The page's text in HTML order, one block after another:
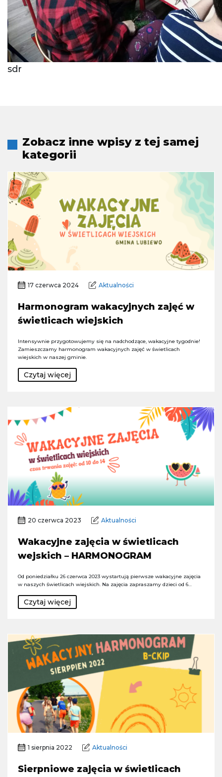
sdr
Zobacz inne wpisy z tej samej
kategorii
17 czerwca 2024 Aktualności
Harmonogram wakacyjnych zajęć w
świetlicach wiejskich
Intensywnie przygotowujemy się na nadchodzące, wakacyjne tygodnie!
Zamieszczamy harmonogram wakacyjnych zajęć w świetlicach
wiejskich w naszej gminie.
Czytaj więcej
20 czerwca 2023 Aktualności
Wakacyjne zajęcia w świetlicach
wejskich – HARMONOGRAM
Od poniedziałku 26 czerwca 2023 wystartują pierwsze wakacyjne zajęcia
w naszych świetlicach wiejskich. Na zajęcia zapraszamy dzieci od 6…
Czytaj więcej
1 sierpnia 2022 Aktualności
Sierpniowe zajęcia w świetlicach